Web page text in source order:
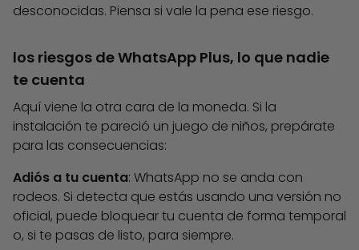
desconocidas. Piensa si vale la pena ese riesgo.
los riesgos de WhatsApp Plus, lo que nadie
te cuenta
Aquí viene la otra cara de la moneda. Si la
instalación te pareció un juego de niños, prepárate
para las consecuencias:
Adiós a tu cuenta: WhatsApp no se anda con
rodeos. Si detecta que estás usando una versión no
oficial, puede bloquear tu cuenta de forma temporal
o, si te pasas de listo, para siempre.